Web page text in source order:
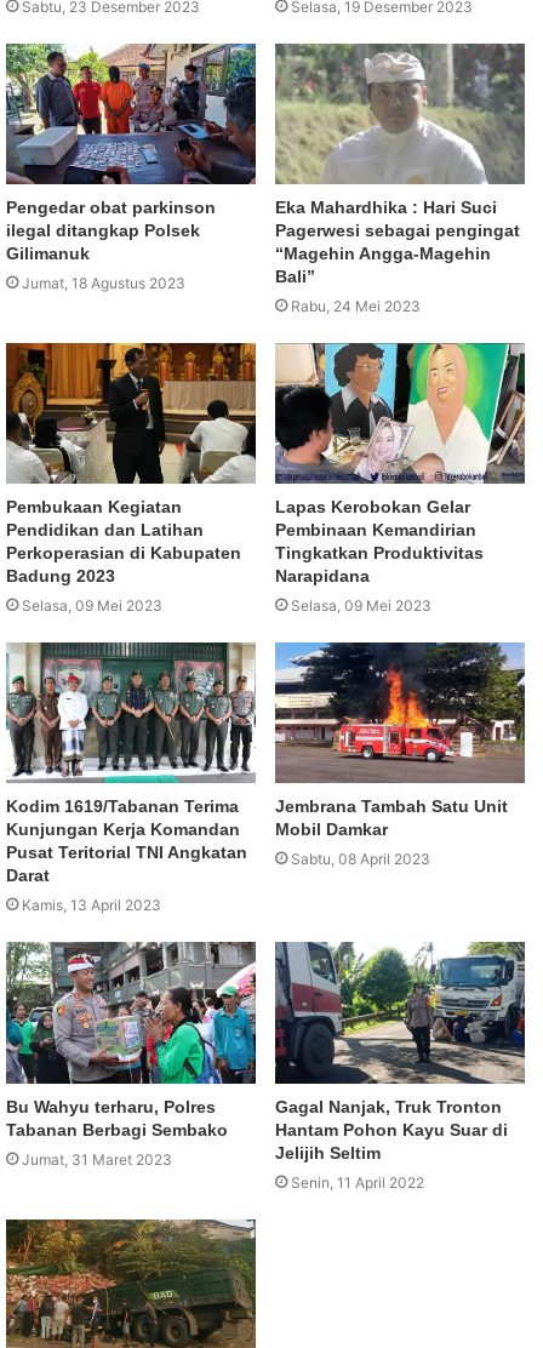
Sabtu, 23 Desember 2023 Selasa, 19 Desember 2023
Pengedar obat parkinson
ilegal ditangkap Polsek
Gilimanuk
Jumat, 18 Agustus 2023
Eka Mahardhika : Hari Suci
Pagerwesi sebagai pengingat
“Magehin Angga-Magehin
Bali”
Rabu, 24 Mei 2023
Pembukaan Kegiatan
Pendidikan dan Latihan
Perkoperasian di Kabupaten
Badung 2023
Selasa, 09 Mei 2023
Lapas Kerobokan Gelar
Pembinaan Kemandirian
Tingkatkan Produktivitas
Narapidana
Selasa, 09 Mei 2023
Kodim 1619/Tabanan Terima
Kunjungan Kerja Komandan
Pusat Teritorial TNI Angkatan
Darat
Kamis, 13 April 2023
Jembrana Tambah Satu Unit
Mobil Damkar
Sabtu, 08 April 2023
Bu Wahyu terharu, Polres
Tabanan Berbagi Sembako
Jumat, 31 Maret 2023
Gagal Nanjak, Truk Tronton
Hantam Pohon Kayu Suar di
Jelijih Seltim
Senin, 11 April 2022